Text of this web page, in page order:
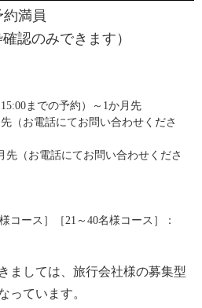
約満員
認のみできます）
までの予約）～1か月先
（お電話にてお問い合わせくださ
先（お電話にてお問い合わせくださ
コース］［21～40名様コース］：
ましては、旅行会社様の募集型
っています。